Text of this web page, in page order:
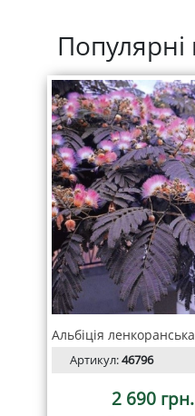
Популярні
Артикул:46796
2 690 грн.